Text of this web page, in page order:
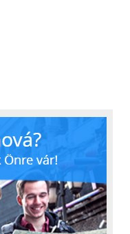
a kiberbiztonság
tehát
működik a teljes
irodai IT-
irányító OT-
a felmérés célja
hanem az,